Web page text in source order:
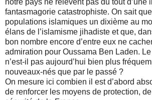
notre pays ne relèvent pas du tout d’une
fantasmagorie catastrophiste. On sait
populations islamiques un dixième au
élans de l’islamisme jihadiste et que,
bon nombre encore d’entre eux ne
admiration pour Oussama Ben Laden.
n’est-il pas aujourd’hui bien plus
nouveaux-nés que par le passé ?
On mesure ici combien il est d’abord
de renforcer les moyens de protection,